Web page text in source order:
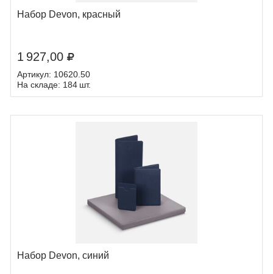
Набор Devon, красный
1 927,00
Артикул: 10620.50
На складе: 184 шт.
Набор Devon, синий